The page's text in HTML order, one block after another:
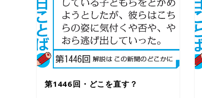
第1446回・どこを直す？